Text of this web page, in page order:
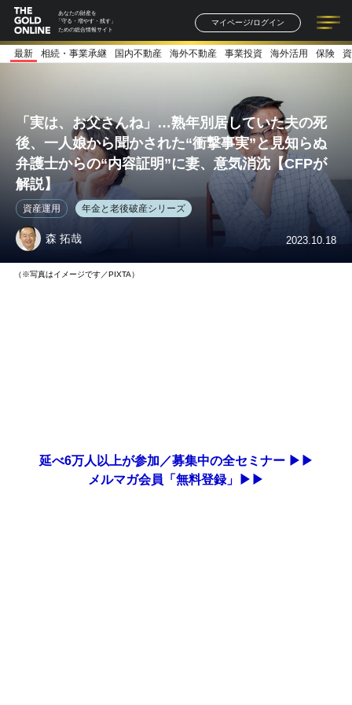
あなたの財産を
「守る・増やす・残す」
ための総合情報サイト
マイページ/ログイン
記事一覧 連載一覧
著者一覧 書籍一覧
最新 相続・事業承継 国内不動産 海外不動産 事業投資 海外活用 保険
「実は、お父さんね」…熟年別居していた夫の死
後、一人娘から聞かされた“衝撃事実”と見知らぬ
弁護士からの“内容証明”に妻、意気消沈【CFPが
解説】
資産運用 年金と老後破産シリーズ
森 拓哉 2023.10.18
（※写真はイメージです／PIXTA）
延べ6万人以上が参加／募集中の全セミナー ▶▶
メルマガ会員「無料登録」▶▶